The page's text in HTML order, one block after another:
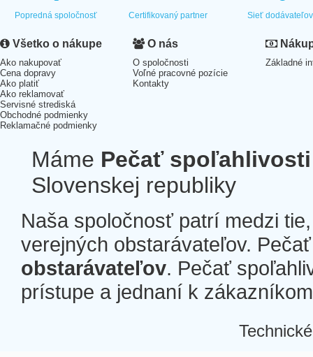
Popredná spoločnosť Certifikovaný partner Sieť dodávateľov
Všetko o nákupe
Ako nakupovať
Cena dopravy
Ako platiť
Ako reklamovať
Servisné strediská
Obchodné podmienky
Reklamačné podmienky
O nás
O spoločnosti
Voľné pracovné pozície
Kontakty
Základné
Máme Pečať spoľahlivosti
Slovenskej republiky
Naša spoločnosť patrí medzi
verejných obstarávateľov.
obstarávateľov. Pečať
prístupe a jednaní k